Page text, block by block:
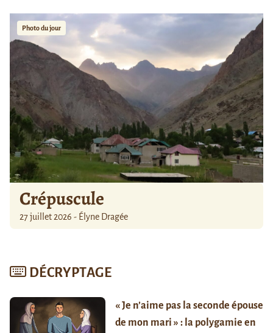
Photo du jour
Crépuscule
27 juillet 2026 - Élyne Dragée
DÉCRYPTAGE
« Je n’aime pas la seconde épouse
de mon mari » : la polygamie en